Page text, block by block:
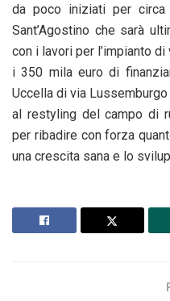
da poco iniziati per
Sant’Agostino che sarà
con i lavori per l’impianto
i 350 mila euro di
Uccella di via
al restyling del campo di
per ribadire con forza
una crescita sana e lo